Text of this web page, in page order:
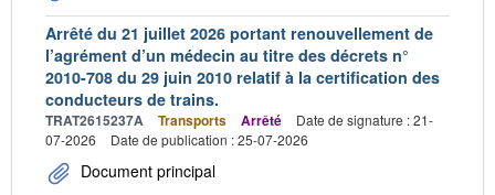
Arrêté du 21 juillet 2026 portant renouvellement de
l’agrément d’un médecin au titre des décrets n°
2010-708 du 29 juin 2010 relatif à la certification des
conducteurs de trains.
TRAT2615237A Transports Arrêté
Date de signature : 21-
07-2026
Date de publication : 25-07-2026
Document principal